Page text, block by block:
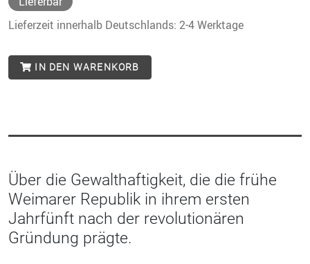
Lieferzeit innerhalb Deutschlands: 2-4 Werktage
IN DEN WARENKORB
Über die Gewalthaftigkeit, die die frühe
Weimarer Republik in ihrem ersten
Jahrfünft nach der revolutionären
Gründung prägte.